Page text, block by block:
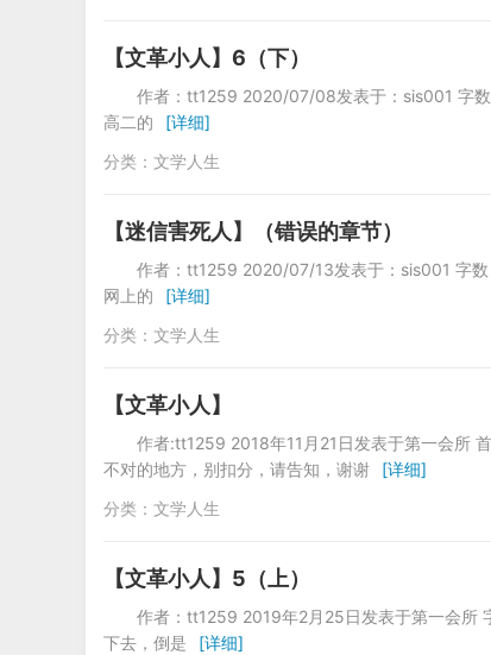
【文革小人】6（下）
作者：tt1259 2020/07/08发表于：sis001 字
高二的
[详细]
分类： 文学人生
【迷信害死人】（错误的章节）
作者：tt1259 2020/07/13发表于：sis001 字
网上的
[详细]
分类： 文学人生
【文革小人】
作者:tt1259 2018年11月21日发表于第一会所
不对的地方，别扣分，请告知，谢谢
[详细]
分类： 文学人生
【文革小人】5（上）
作者：tt1259 2019年2月25日发表于第一会
下去，倒是
[详细]